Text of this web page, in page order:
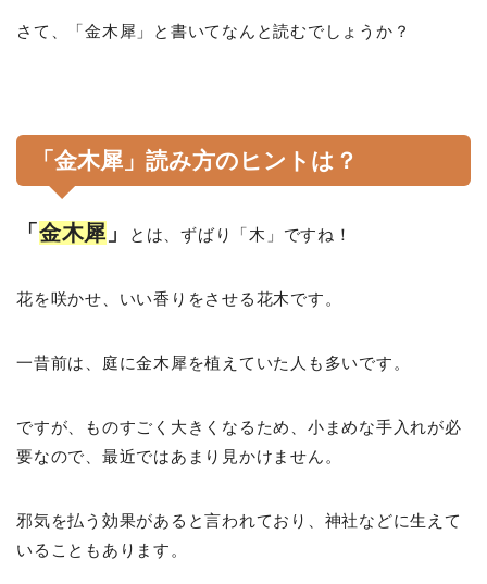
さて、「金木犀」と書いてなんと読むでしょうか？
「金木犀」読み方のヒントは？
「 金木犀 」 とは、ずばり「木」ですね！
花を咲かせ、いい香りをさせる花木です。
一昔前は、庭に金木犀を植えていた人も多いです。
ですが、ものすごく大きくなるため、小まめな手入れが必
要なので、最近ではあまり見かけません。
邪気を払う効果があると言われており、神社などに生えて
いることもあります。